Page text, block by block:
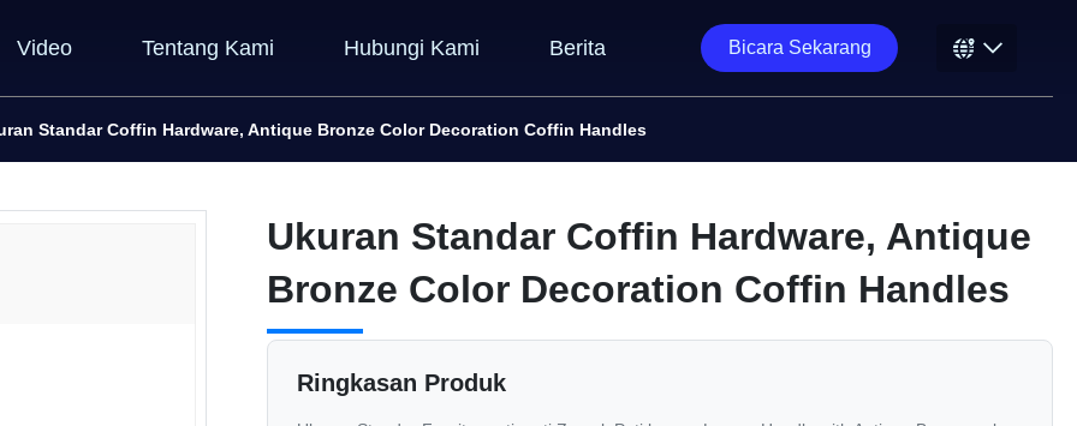
Video Tentang Kami Hubungi Kami Berita Bicara Sekarang
Standar Coffin Hardware, Antique Bronze Color Decoration Coffin Handles
Ukuran Standar Coffin Hardware, Antique
Bronze Color Decoration Coffin Handles
Ringkasan Produk